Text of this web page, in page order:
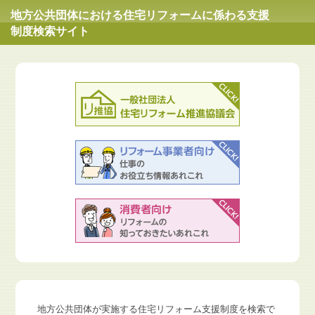
地方公共団体における住宅リフォームに係わる支援
制度検索サイト
地方公共団体が実施する住宅リフォーム支援制度を検索で